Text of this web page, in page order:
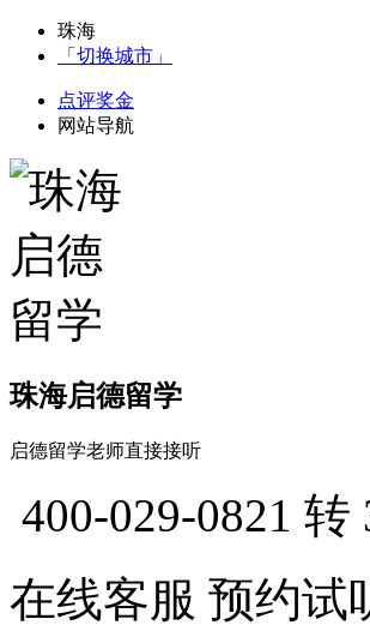
珠海
「切换城市」
点评奖金
网站导航
珠海启德留学
启德留学老师直接接听
400-029-0821 转
在线客服 预约试